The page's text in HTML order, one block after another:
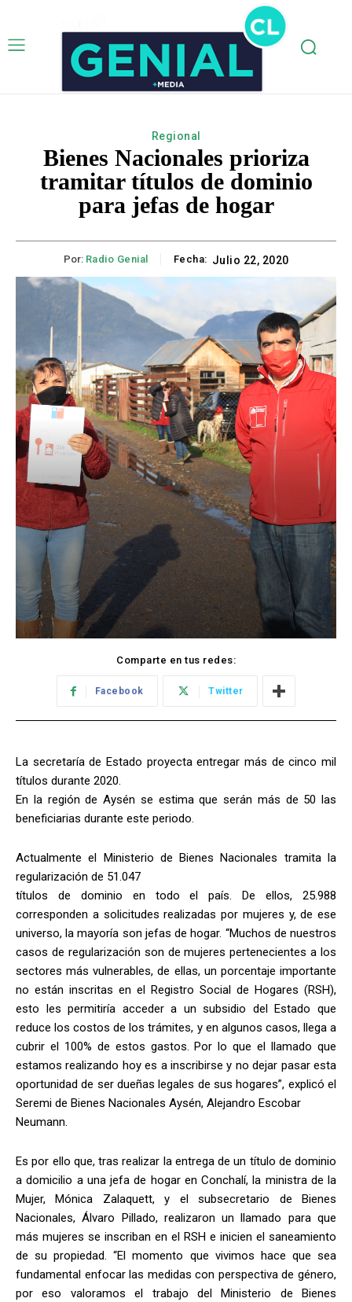
Regional
Bienes Nacionales prioriza
tramitar títulos de dominio
para jefas de hogar
Por: Radio Genial Fecha: Julio 22, 2020
Comparte en tus redes:
Facebook Twitter
La secretaría de Estado proyecta entregar más de cinco mil
títulos durante 2020.
En la región de Aysén se estima que serán más de 50 las
beneficiarias durante este periodo.
Actualmente el Ministerio de Bienes Nacionales tramita la
regularización de 51.047
títulos de dominio en todo el país. De ellos, 25.988
corresponden a solicitudes realizadas por mujeres y, de ese
universo, la mayoría son jefas de hogar. “Muchos de nuestros
casos de regularización son de mujeres pertenecientes a los
sectores más vulnerables, de ellas, un porcentaje importante
no están inscritas en el Registro Social de Hogares (RSH),
esto les permitiría acceder a un subsidio del Estado que
reduce los costos de los trámites, y en algunos casos, llega a
cubrir el 100% de estos gastos. Por lo que el llamado que
estamos realizando hoy es a inscribirse y no dejar pasar esta
oportunidad de ser dueñas legales de sus hogares”, explicó el
Seremi de Bienes Nacionales Aysén, Alejandro Escobar
Neumann.
Es por ello que, tras realizar la entrega de un título de dominio
a domicilio a una jefa de hogar en Conchalí, la ministra de la
Mujer, Mónica Zalaquett, y el subsecretario de Bienes
Nacionales, Álvaro Pillado, realizaron un llamado para que
más mujeres se inscriban en el RSH e inicien el saneamiento
de su propiedad. “El momento que vivimos hace que sea
fundamental enfocar las medidas con perspectiva de género,
por eso valoramos el trabajo del Ministerio de Bienes